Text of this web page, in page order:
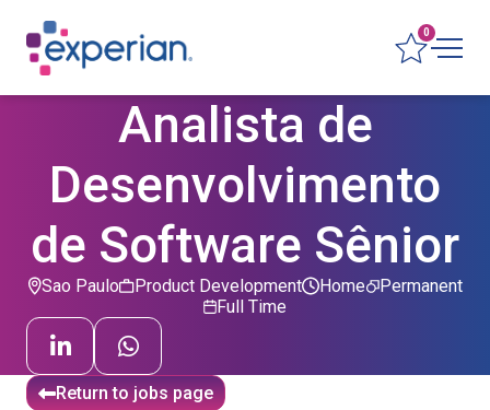
0
Analista de
Desenvolvimento
de Software Sênior
Sao Paulo Product Development Permanent
Home
Full Time
Return to jobs page